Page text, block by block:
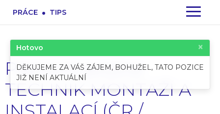
PRÁCE . TIPS
Pracovní pozice:
TECHNIK MONTÁŽÍ A
Hotovo ×
DĚKUJEME ZA VÁŠ ZÁJEM, BOHUŽEL, TATO POZICE
JIŽ NENÍ AKTUÁLNÍ